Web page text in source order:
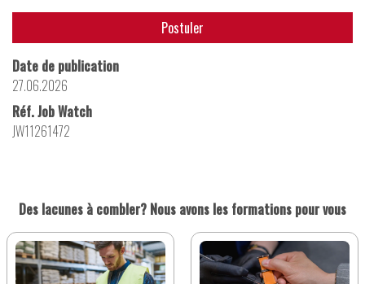
Postuler
Date de publication
27.06.2026
Réf. Job Watch
JW11261472
Des lacunes à combler? Nous avons les formations pour vous